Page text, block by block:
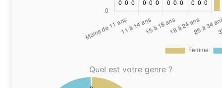
Quel est votre genre ?